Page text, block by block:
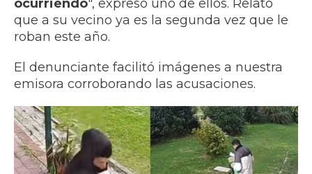
ocurriendo", expresó uno de ellos. Relató
que a su vecino ya es la segunda vez que le
roban este año.
El denunciante facilitó imágenes a nuestra
emisora corroborando las acusaciones.